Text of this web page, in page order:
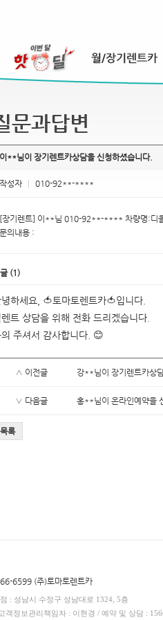
문과답변
이**님이 장기렌트카상담을 신청하셨습니다.
작성자 010-92**-****
[장기렌트] 이**님 010-92**-**** 차량명:디
문의내용 :
(1)
녕하세요, 🍅토마토렌트카🍅입니다.
트 상담을 위해 전화 드리겠습니다.
주셔서 감사합니다. 😊
∧ 이전글 강**님이 장기렌트카상
∨ 다음글 홍**님이 온라인예약을
목록
6599 (주)토마토렌트카
: 성남시 수정구 성남대로 1324, 5층
객정보관리책임자 : 이현경 / 예약 및 상담 :